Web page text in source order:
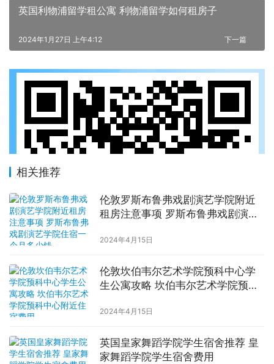
英国利物浦留学租公寓 利物浦留学如何租房子
下一篇
2024年1月27日 上午4:12
相关推荐
伦敦罗斯布鲁弗戏剧演艺学院附近
租房注意事项 罗斯布鲁弗戏剧演艺
2024年4月15日
伦敦坎伯韦尔艺术学院预科中心学
生公寓攻略 坎伯韦尔艺术学院预科
2024年4月15日
英国皇家舞蹈学院学生宿舍推荐 皇
家舞蹈学院学生宿舍费用